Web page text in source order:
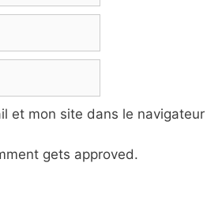
et mon site dans le
gets approved.